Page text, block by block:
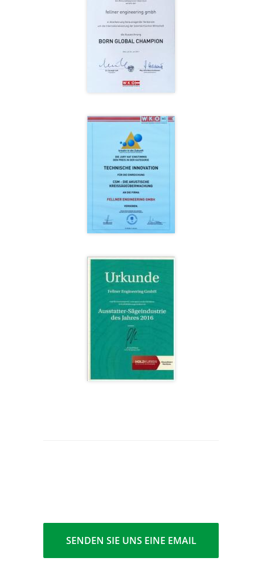
SENDEN SIE UNS EINE EMAIL